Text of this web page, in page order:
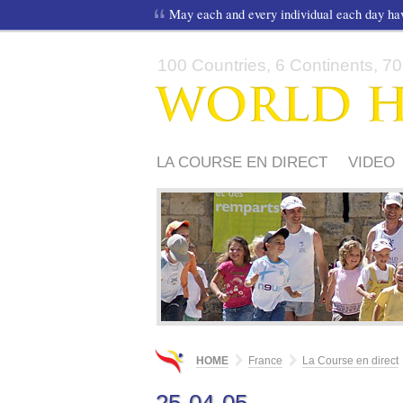
May each and every individual each day
100 Countries, 6 Continents,
LA COURSE EN DIRECT VIDEO
PARTICIPEZ
HOME France La Course en direct